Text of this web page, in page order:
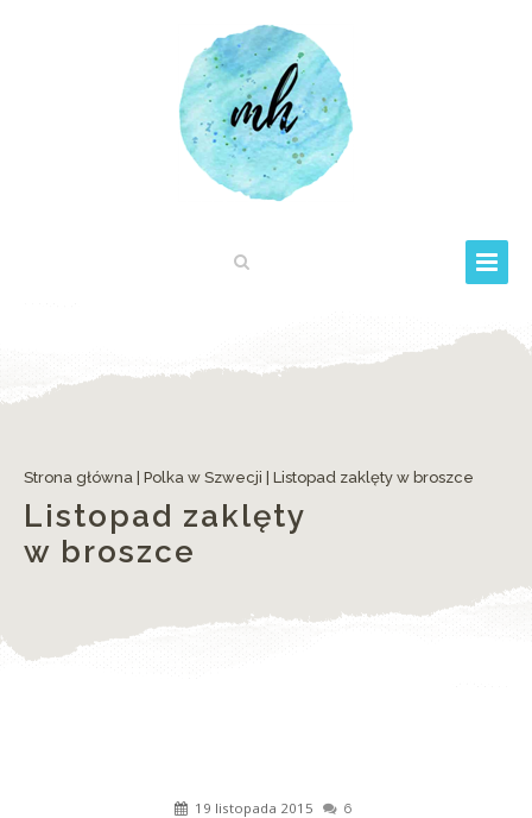
Strona główna Polka w Szwecji Listopad zaklęty w broszce
Listopad zaklęty
w broszce
19 listopada 2015 6